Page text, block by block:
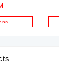
LED